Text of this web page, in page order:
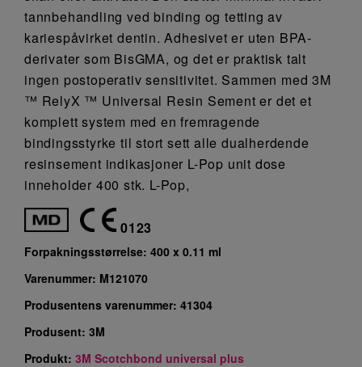
tannbehandling ved binding og tetting av
kariespåvirket dentin. Adhesivet er uten BPA-
derivater som BisGMA, og det er praktisk talt
ingen postoperativ sensitivitet. Sammen med 3M
™ RelyX ™ Universal Resin Sement er det et
komplett system med en fremragende
bindingsstyrke til stort sett alle dualherdende
resinsement indikasjoner L-Pop unit dose
inneholder 400 stk. L-Pop,
0123
Forpakningsstørrelse: 400 x 0.11 ml
Varenummer: M121070
Produsentens varenummer: 41304
Produsent: 3M
Produkt: 3M Scotchbond universal plus